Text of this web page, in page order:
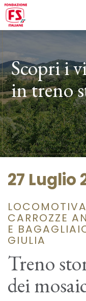
Scopri i
in treno
27 Luglio
CARROZZE
E
GIULIA
Treno
dei